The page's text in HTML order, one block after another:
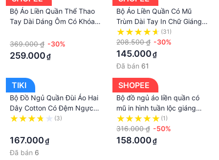
Bộ Áo Liền Quần Thể Thao
Tay Dài Dáng Ôm Có Khóa
369.000 ₫ -30%
259.000₫
Bộ Áo Liền Quần Có Mũ
Trùm Dài Tay In Chữ Giáng
Sinh Cho Bé Trai Bé Gái
LAA6
(31)
208.500 ₫ -30%
145.000₫
Đã bán 61
TIKI
Bộ Đồ Ngủ Quần Đùi Áo Hai
Dây Cotton Có Đệm Ngực
Liền CT142
(3)
167.000₫
Đã bán 6
SHOPEE
Bộ đồ ngủ áo liền quần có
mũ in hình tuần lộc giáng
sinh dành cho gia đình 2021
(1)
316.000 ₫ -50%
158.000₫